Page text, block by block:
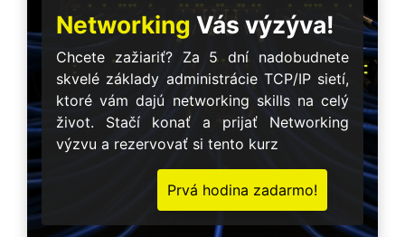
Networking Vás výzýva!
Chcete zažiariť? Za 5 dní nadobudnete
skvelé základy administrácie TCP/IP sietí,
ktoré vám dajú networking skills na celý
život. Stačí konať a prijať Networking
výzvu a rezervovať si tento kurz
Prvá hodina zadarmo!